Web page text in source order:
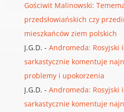
Gościwit Malinowski:
przedsłowiańskich czy
mieszkańców ziem polskich
J.G.D. - Andromeda: Rosyjski
sarkastycznie komentuje
problemy i upokorzenia
J.G.D. - Andromeda: Rosyjski
sarkastycznie komentuje